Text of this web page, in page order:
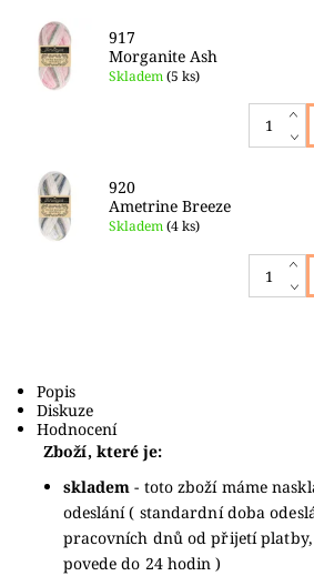
917
Morganite Ash
Skladem(5 ks)
920
Ametrine Breeze
Skladem(4 ks)
Popis
Diskuze
Hodnocení
Zboží, které je:
skladem - toto zboží máme
odeslání ( standardní doba
pracovních dnů od přijetí platby,
povede do 24 hodin )